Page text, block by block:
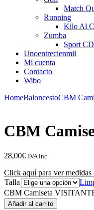
Match
Running
Kilo Al
Zumba
Sport
Unoentrecienmil
Mi cuenta
Contacto
Wibo
HomeBaloncestoCBM
CBM
28,00€ IVA inc.
Click aquí para ver medidas
Talla
CBM Camiseta
Añadir al carrito